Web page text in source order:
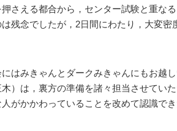
さえる都合から，センター試験と重な
は残念でしたが，2日間にわたり，大変密
はみきゃんとダークみきゃんにもお越
）は，裏方の準備を諸々担当させてい
がかかわっていることを改めて認識で